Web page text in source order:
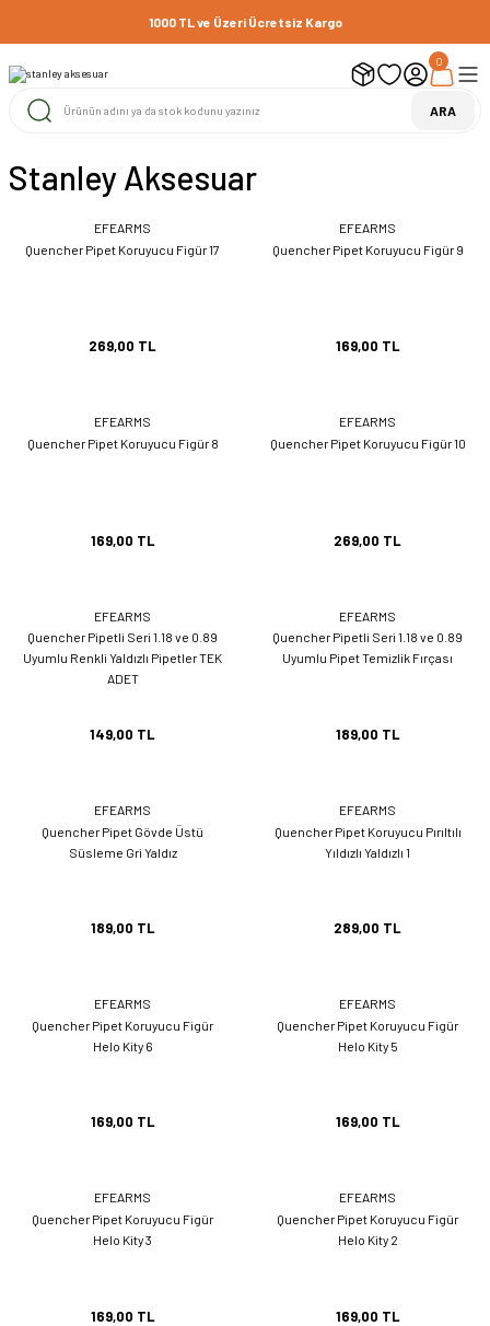
1000 TL ve Üzeri Ücretsiz Kargo
ARA
0
Stanley Aksesuar
EFEARMS
Quencher Pipet Koruyucu Figür 17
269,00 TL
EFEARMS
Quencher Pipet Koruyucu Figür 9
169,00 TL
EFEARMS
Quencher Pipet Koruyucu Figür 8
169,00 TL
EFEARMS
Quencher Pipet Koruyucu Figür 10
269,00 TL
EFEARMS
Quencher Pipetli Seri 1.18 ve 0.89
Uyumlu Renkli Yaldızlı Pipetler TEK
ADET
149,00 TL
EFEARMS
Quencher Pipetli Seri 1.18 ve 0.89
Uyumlu Pipet Temizlik Fırçası
189,00 TL
EFEARMS
Quencher Pipet Gövde Üstü
Süsleme Gri Yaldız
189,00 TL
EFEARMS
Quencher Pipet Koruyucu Pırıltılı
Yıldızlı Yaldızlı 1
289,00 TL
EFEARMS
Quencher Pipet Koruyucu Figür
Helo Kity 6
169,00 TL
EFEARMS
Quencher Pipet Koruyucu Figür
Helo Kity 5
169,00 TL
EFEARMS
Quencher Pipet Koruyucu Figür
Helo Kity 3
169,00 TL
EFEARMS
Quencher Pipet Koruyucu Figür
Helo Kity 2
169,00 TL